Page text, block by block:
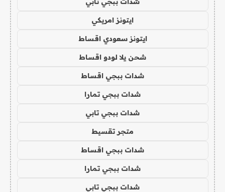
ايتونز امريكي
ايتونز سعودي اقساط
شحن يلا لودو اقساط
شدات ببجي اقساط
شدات ببجي تمارا
شدات ببجي تابي
متجر تقسيط
شدات ببجي اقساط
شدات ببجي تمارا
شدات ببجي تابي